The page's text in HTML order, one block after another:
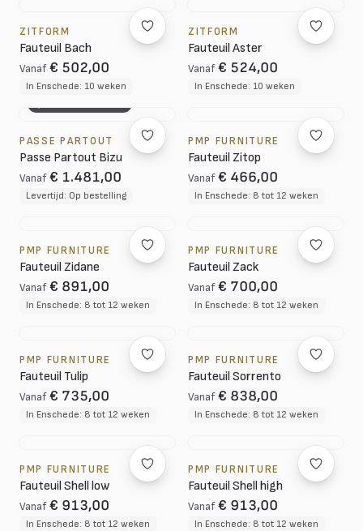
ZITFORM
Fauteuil Bach
Vanaf € 502,00
In Enschede: 10 weken
ZITFORM
Fauteuil Aster
Vanaf € 524,00
In Enschede: 10 weken
PASSE PARTOUT
Passe Partout Bizu
Vanaf € 1.481,00
Levertijd: Op bestelling
PMP FURNITURE
Fauteuil Zitop
Vanaf € 466,00
In Enschede: 8 tot 12 weken
PMP FURNITURE
Fauteuil Zidane
Vanaf € 891,00
In Enschede: 8 tot 12 weken
PMP FURNITURE
Fauteuil Zack
Vanaf € 700,00
In Enschede: 8 tot 12 weken
PMP FURNITURE
Fauteuil Tulip
Vanaf € 735,00
In Enschede: 8 tot 12 weken
PMP FURNITURE
Fauteuil Sorrento
Vanaf € 838,00
In Enschede: 8 tot 12 weken
PMP FURNITURE
Fauteuil Shell low
Vanaf € 913,00
In Enschede: 8 tot 12 weken
PMP FURNITURE
Fauteuil Shell high
Vanaf € 913,00
In Enschede: 8 tot 12 weken